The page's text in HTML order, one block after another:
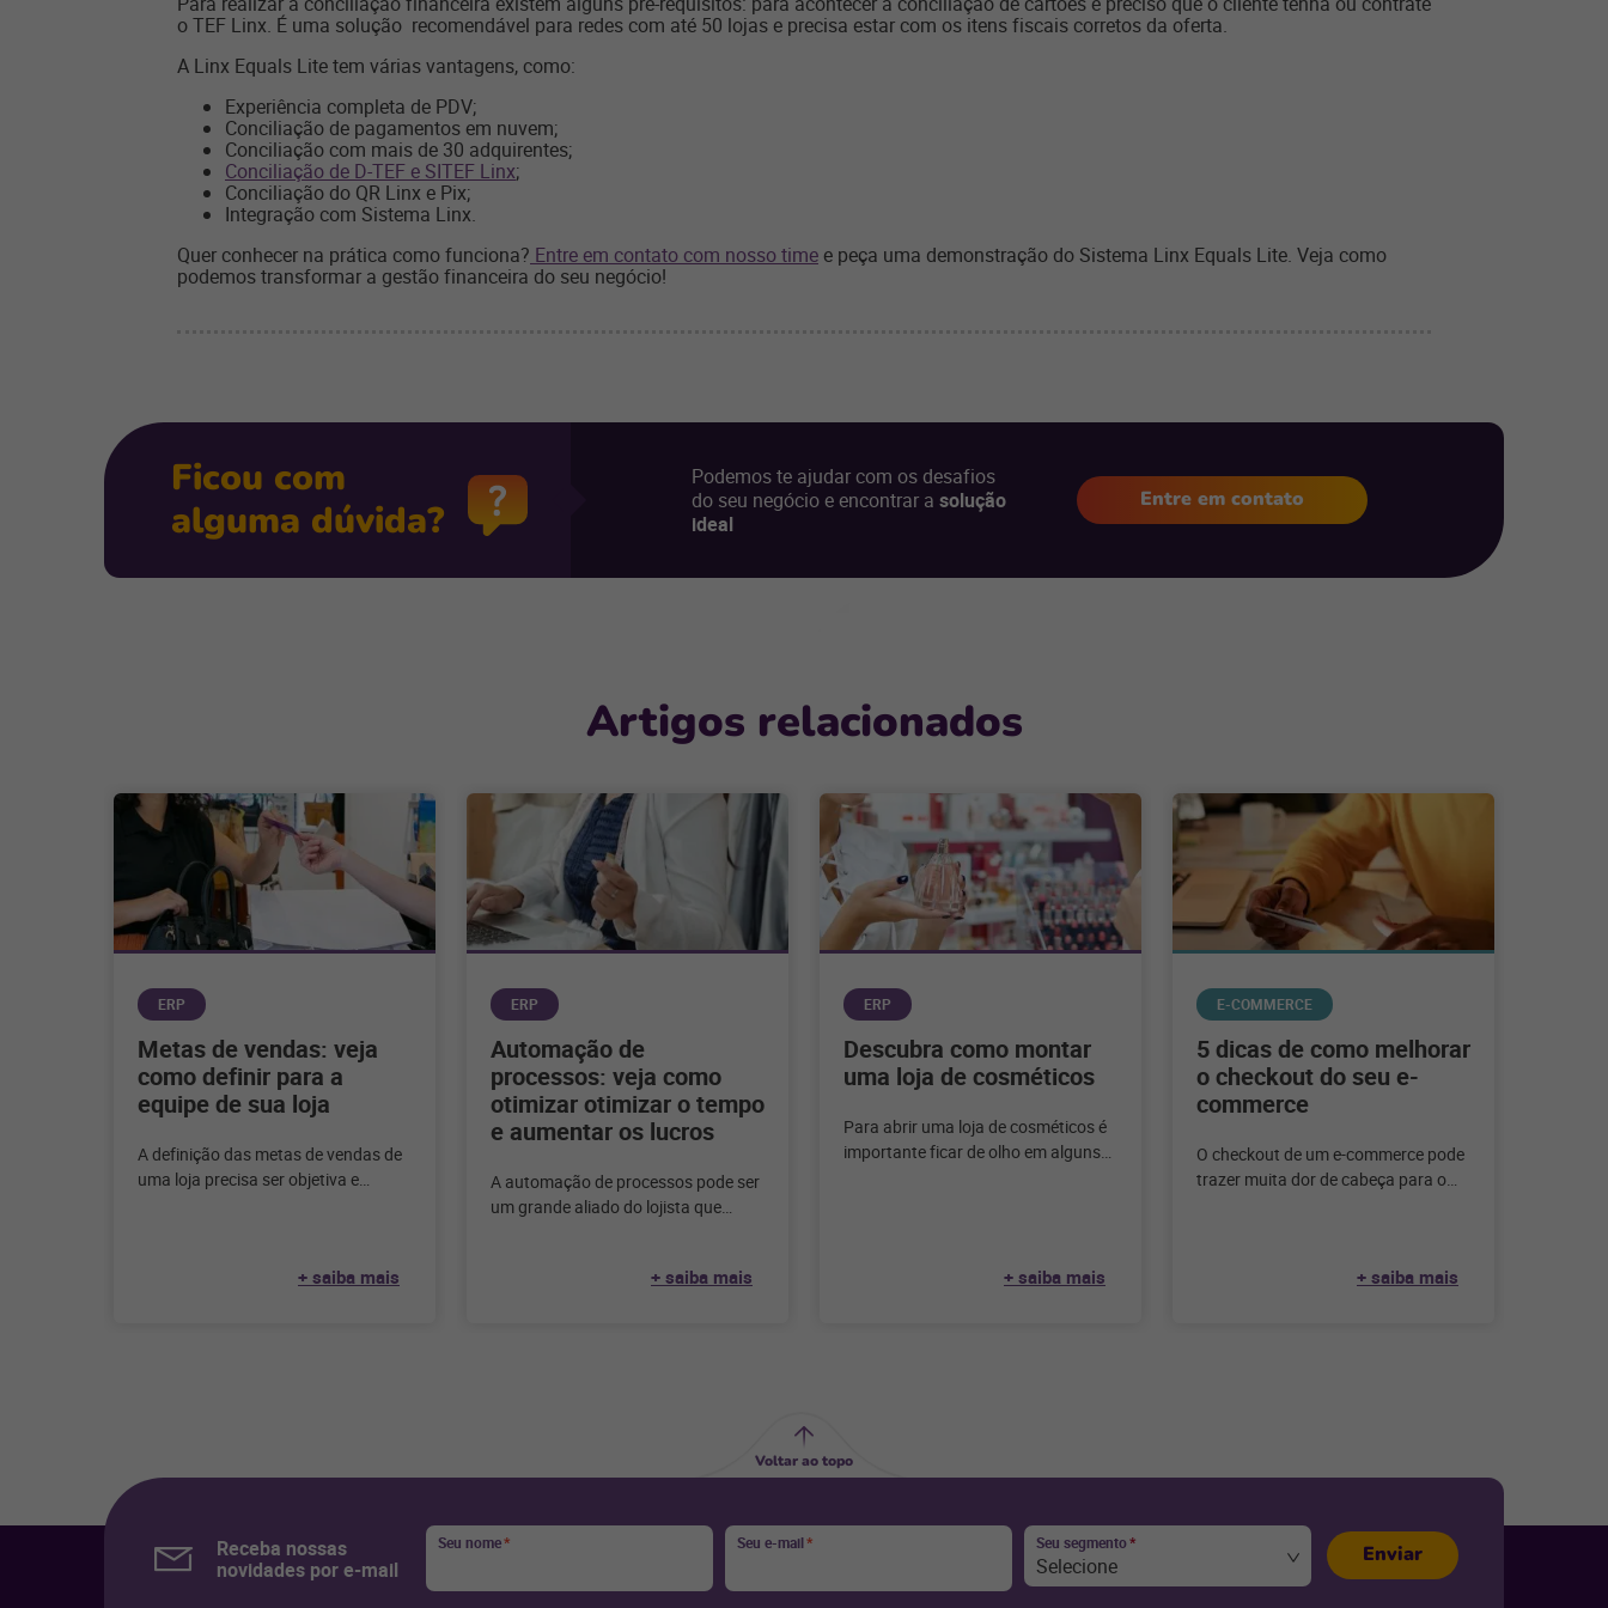
o TEF Linx. É uma solução recomendável para redes com até 50 lojas e precisa estar com os itens fiscais corretos da oferta.
A Linx Equals Lite tem várias vantagens, como:
Experiência completa de PDV;
Conciliação de pagamentos em nuvem;
Conciliação com mais de 30 adquirentes;
Conciliação de D-TEF e SITEF Linx;
Conciliação do QR Linx e Pix;
Integração com Sistema Linx.
Quer conhecer na prática como funciona? Entre em contato com nosso time e peça uma demonstração do Sistema Linx Equals Lite. Veja como
podemos transformar a gestão financeira do seu negócio!
Ficou com
alguma dúvida?
Podemos te ajudar com os desafios
do seu negócio e encontrar a solução
ideal
Entre em contato
Artigos relacionados
ERP
Metas de vendas: veja
como definir para a
equipe de sua loja
A definição das metas de vendas de
uma loja precisa ser objetiva e
+ saiba mais
ERP
Automação de
processos: veja como
otimizar otimizar o tempo
e aumentar os lucros
A automação de processos pode ser
um grande aliado do lojista que
+ saiba mais
ERP
Descubra como montar
uma loja de cosméticos
Para abrir uma loja de cosméticos é
importante ficar de olho em alguns
+ saiba mais
E-COMMERCE
5 dicas de como melhorar
o checkout do seu e-
commerce
O checkout de um e-commerce pode
trazer muita dor de cabeça para o
+ saiba mais
Voltar ao topo
Receba nossas
novidades por e-mail
Seu nome* Seu e-mail* Seu segmento*
Selecione Enviar